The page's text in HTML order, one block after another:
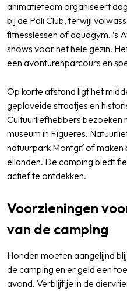
animatieteam organiseert
bij de Pali Club, terwijl
fitnesslessen of aquagym. ’s
shows voor het hele gezin.
een avonturenparcours en
Op korte afstand ligt het
geplaveide straatjes en
Cultuurliefhebbers bezoeken
museum in Figueres.
natuurpark Montgrí of
eilanden. De camping biedt
actief te ontdekken.
Voorzieningen
van de camping
Honden moeten aangelijnd
de camping en er geld een
avond. Verblijf je in de